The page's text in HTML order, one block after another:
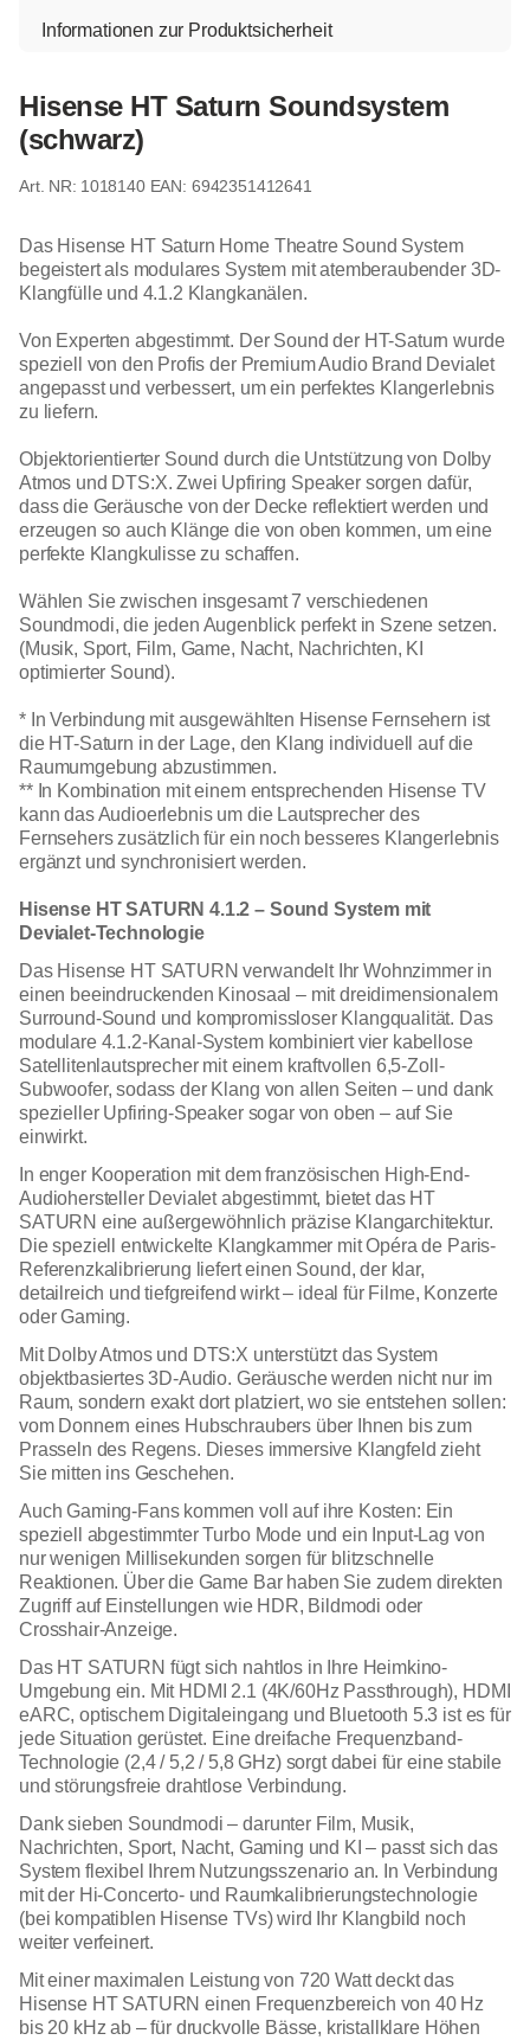
Informationen zur Produktsicherheit
Hisense HT Saturn Soundsystem
(schwarz)
1018140 EAN: 6942351412641
Das Hisense HT Saturn Home Theatre Sound System
begeistert als modulares System mit atemberaubender 3D-
Klangfülle und 4.1.2 Klangkanälen.
Von Experten abgestimmt. Der Sound der HT-Saturn wurde
speziell von den Profis der Premium Audio Brand Devialet
angepasst und verbessert, um ein perfektes Klangerlebnis
zu liefern.
Objektorientierter Sound durch die Untstützung von Dolby
Atmos und DTS:X. Zwei Upfiring Speaker sorgen dafür,
dass die Geräusche von der Decke reflektiert werden und
erzeugen so auch Klänge die von oben kommen, um eine
perfekte Klangkulisse zu schaffen.
Wählen Sie zwischen insgesamt 7 verschiedenen
Soundmodi, die jeden Augenblick perfekt in Szene setzen.
(Musik, Sport, Film, Game, Nacht, Nachrichten, KI
optimierter Sound).
* In Verbindung mit ausgewählten Hisense Fernsehern ist
die HT-Saturn in der Lage, den Klang individuell auf die
Raumumgebung abzustimmen.
** In Kombination mit einem entsprechenden Hisense TV
kann das Audioerlebnis um die Lautsprecher des
Fernsehers zusätzlich für ein noch besseres Klangerlebnis
ergänzt und synchronisiert werden.
Hisense HT SATURN 4.1.2 – Sound System mit
Devialet-Technologie
Das Hisense HT SATURN verwandelt Ihr Wohnzimmer in
einen beeindruckenden Kinosaal – mit dreidimensionalem
Surround-Sound und kompromissloser Klangqualität. Das
modulare 4.1.2-Kanal-System kombiniert vier kabellose
Satellitenlautsprecher mit einem kraftvollen 6,5-Zoll-
Subwoofer, sodass der Klang von allen Seiten – und dank
spezieller Upfiring-Speaker sogar von oben – auf Sie
einwirkt.
In enger Kooperation mit dem französischen High-End-
Audiohersteller Devialet abgestimmt, bietet das HT
SATURN eine außergewöhnlich präzise Klangarchitektur.
Die speziell entwickelte Klangkammer mit Opéra de Paris-
Referenzkalibrierung liefert einen Sound, der klar,
detailreich und tiefgreifend wirkt – ideal für Filme, Konzerte
oder Gaming.
Mit Dolby Atmos und DTS:X unterstützt das System
objektbasiertes 3D-Audio. Geräusche werden nicht nur im
Raum, sondern exakt dort platziert, wo sie entstehen sollen:
vom Donnern eines Hubschraubers über Ihnen bis zum
Prasseln des Regens. Dieses immersive Klangfeld zieht
Sie mitten ins Geschehen.
Auch Gaming-Fans kommen voll auf ihre Kosten: Ein
speziell abgestimmter Turbo Mode und ein Input-Lag von
nur wenigen Millisekunden sorgen für blitzschnelle
Reaktionen. Über die Game Bar haben Sie zudem direkten
Zugriff auf Einstellungen wie HDR, Bildmodi oder
Crosshair-Anzeige.
Das HT SATURN fügt sich nahtlos in Ihre Heimkino-
Umgebung ein. Mit HDMI 2.1 (4K/60Hz Passthrough), HDMI
eARC, optischem Digitaleingang und Bluetooth 5.3 ist es für
jede Situation gerüstet. Eine dreifache Frequenzband-
Technologie (2,4 / 5,2 / 5,8 GHz) sorgt dabei für eine stabile
und störungsfreie drahtlose Verbindung.
Dank sieben Soundmodi – darunter Film, Musik,
Nachrichten, Sport, Nacht, Gaming und KI – passt sich das
System flexibel Ihrem Nutzungsszenario an. In Verbindung
mit der Hi-Concerto- und Raumkalibrierungstechnologie
(bei kompatiblen Hisense TVs) wird Ihr Klangbild noch
weiter verfeinert.
Mit einer maximalen Leistung von 720 Watt deckt das
Hisense HT SATURN einen Frequenzbereich von 40 Hz
bis 20 kHz ab – für druckvolle Bässe, kristallklare Höhen